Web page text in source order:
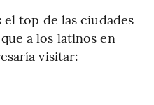
top de las ciudades
a los latinos en
visitar: